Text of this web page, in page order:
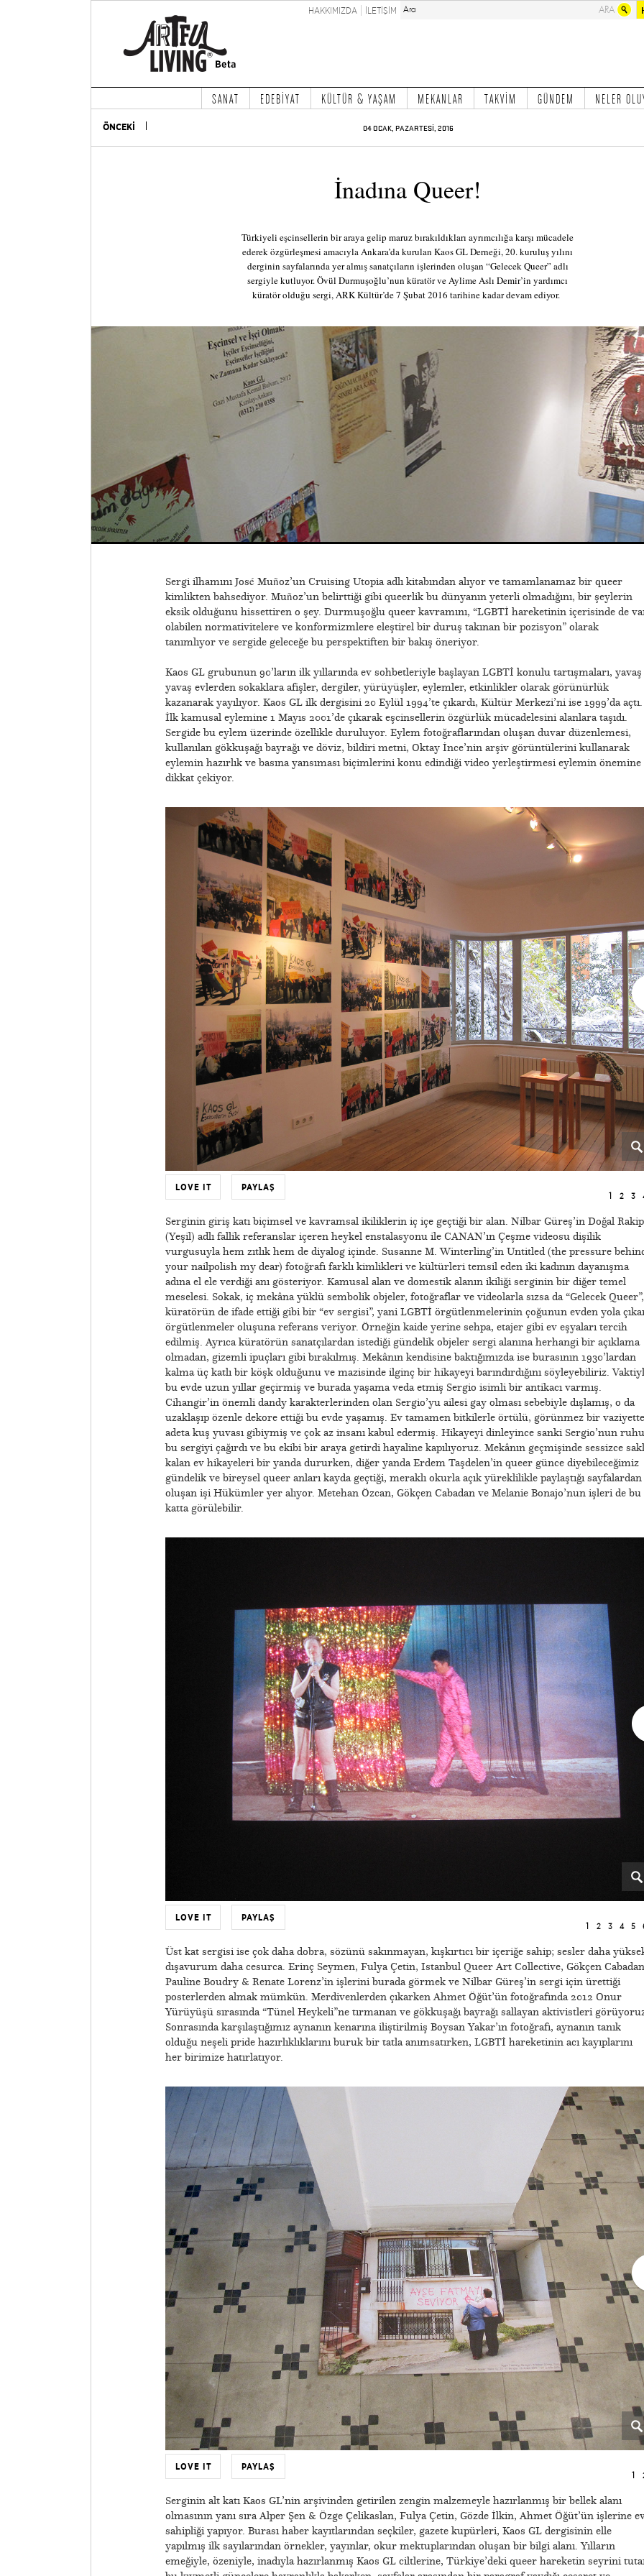
HAKKIMIZDA İLETİŞİM
SANAT EDEBİYAT KÜLTÜR & YAŞAM MEKANLAR TAKVİM GÜNDEM NELER
ÖNCEKİ 04 OCAK, PAZARTESİ, 2016
İnadına Queer!
Türkiyeli eşcinsellerin bir araya gelip maruz bırakıldıkları ayrımcılığa karşı mücadele
ederek özgürleşmesi amacıyla Ankara’da kurulan Kaos GL Derneği, 20. kuruluş yılını
derginin sayfalarında yer almış sanatçıların işlerinden oluşan “Gelecek Queer” adlı
sergiyle kutluyor. Övül Durmuşoğlu’nun küratör ve Aylime Aslı Demir’in yardımcı
küratör olduğu sergi, ARK Kültür’de 7 Şubat 2016 tarihine kadar devam ediyor.
Sergi ilhamını José Muñoz’un Cruising Utopia adlı kitabından alıyor ve tamamlanamaz bir queer
kimlikten bahsediyor. Muñoz’un belirttiği gibi queerlik bu dünyanın yeterli olmadığını, bir şeylerin
eksik olduğunu hissettiren o şey. Durmuşoğlu queer kavramını, “LGBTİ hareketinin içerisinde de
olabilen normativitelere ve konformizmlere eleştirel bir duruş takınan bir pozisyon” olarak
tanımlıyor ve sergide geleceğe bu perspektiften bir bakış öneriyor.
Kaos GL grubunun 90’ların ilk yıllarında ev sohbetleriyle başlayan LGBTİ konulu tartışmaları, yavaş
yavaş evlerden sokaklara afişler, dergiler, yürüyüşler, eylemler, etkinlikler olarak görünürlük
kazanarak yayılıyor. Kaos GL ilk dergisini 20 Eylül 1994’te çıkardı, Kültür Merkezi’ni ise 1999’da açtı.
İlk kamusal eylemine 1 Mayıs 2001’de çıkarak eşcinsellerin özgürlük mücadelesini alanlara taşıdı.
Sergide bu eylem üzerinde özellikle duruluyor. Eylem fotoğraflarından oluşan duvar düzenlemesi,
kullanılan gökkuşağı bayrağı ve döviz, bildiri metni, Oktay İnce’nin arşiv görüntülerini kullanarak
eylemin hazırlık ve basına yansıması biçimlerini konu edindiği video yerleştirmesi eylemin önemine
dikkat çekiyor.
1 2 3
LOVE IT PAYLAŞ
Serginin giriş katı biçimsel ve kavramsal ikiliklerin iç içe geçtiği bir alan. Nilbar Güreş’in Doğal Rakip
(Yeşil) adlı fallik referanslar içeren heykel enstalasyonu ile CANAN’ın Çeşme videosu dişilik
vurgusuyla hem zıtlık hem de diyalog içinde. Susanne M. Winterling’in Untitled (the pressure
your nailpolish my dear) fotoğrafı farklı kimlikleri ve kültürleri temsil eden iki kadının dayanışma
adına el ele verdiği anı gösteriyor. Kamusal alan ve domestik alanın ikiliği serginin bir diğer temel
meselesi. Sokak, iç mekâna yüklü sembolik objeler, fotoğraflar ve videolarla sızsa da “Gelecek Queer”,
küratörün de ifade ettiği gibi bir “ev sergisi”, yani LGBTİ örgütlenmelerinin çoğunun evden yola
örgütlenmeler oluşuna referans veriyor. Örneğin kaide yerine sehpa, etajer gibi ev eşyaları tercih
edilmiş. Ayrıca küratörün sanatçılardan istediği gündelik objeler sergi alanına herhangi bir açıklama
olmadan, gizemli ipuçları gibi bırakılmış. Mekânın kendisine baktığımızda ise burasının 1930’lardan
kalma üç katlı bir köşk olduğunu ve mazisinde ilginç bir hikayeyi barındırdığını söyleyebiliriz.
bu evde uzun yıllar geçirmiş ve burada yaşama veda etmiş Sergio isimli bir antikacı varmış.
Cihangir’in önemli dandy karakterlerinden olan Sergio’yu ailesi gay olması sebebiyle dışlamış, o da
uzaklaşıp özenle dekore ettiği bu evde yaşamış. Ev tamamen bitkilerle örtülü, görünmez bir
adeta kuş yuvası gibiymiş ve çok az insanı kabul edermiş. Hikayeyi dinleyince sanki Sergio’nun ruhu
bu sergiyi çağırdı ve bu ekibi bir araya getirdi hayaline kapılıyoruz. Mekânın geçmişinde sessizce
kalan ev hikayeleri bir yanda dururken, diğer yanda Erdem Taşdelen’in queer günce diyebileceğimiz
gündelik ve bireysel queer anları kayda geçtiği, meraklı okurla açık yüreklilikle paylaştığı sayfalardan
oluşan işi Hükümler yer alıyor. Metehan Özcan, Gökçen Cabadan ve Melanie Bonajo’nun işleri de bu
katta görülebilir.
1 2 3 4 5
LOVE IT PAYLAŞ
Üst kat sergisi ise çok daha dobra, sözünü sakınmayan, kışkırtıcı bir içeriğe sahip; sesler daha
dışavurum daha cesurca. Erinç Seymen, Fulya Çetin, Istanbul Queer Art Collective, Gökçen
Pauline Boudry & Renate Lorenz’in işlerini burada görmek ve Nilbar Güreş’in sergi için ürettiği
posterlerden almak mümkün. Merdivenlerden çıkarken Ahmet Öğüt’ün fotoğrafında 2012 Onur
Yürüyüşü sırasında “Tünel Heykeli”ne tırmanan ve gökkuşağı bayrağı sallayan aktivistleri
Sonrasında karşılaştığımız aynanın kenarına iliştirilmiş Boysan Yakar’ın fotoğrafı, aynanın tanık
olduğu neşeli pride hazırlıklıklarını buruk bir tatla anımsatırken, LGBTİ hareketinin acı kayıplarını
her birimize hatırlatıyor.
1
LOVE IT PAYLAŞ
Serginin alt katı Kaos GL’nin arşivinden getirilen zengin malzemeyle hazırlanmış bir bellek alanı
olmasının yanı sıra Alper Şen & Özge Çelikaslan, Fulya Çetin, Gözde İlkin, Ahmet Öğüt’ün işlerine
sahipliği yapıyor. Burası haber kayıtlarından seçkiler, gazete kupürleri, Kaos GL dergisinin elle
yapılmış ilk sayılarından örnekler, yayınlar, okur mektuplarından oluşan bir bilgi alanı. Yılların
emeğiyle, özeniyle, inadıyla hazırlanmış Kaos GL ciltlerine, Türkiye’deki queer hareketin seyrini